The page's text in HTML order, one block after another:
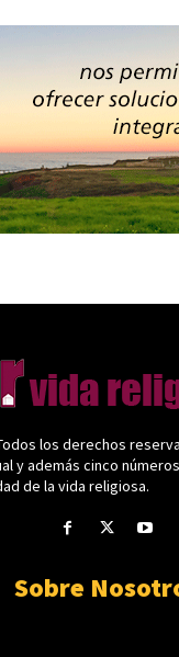
los derechos
y además cinco
de la vida religiosa.
Sobre